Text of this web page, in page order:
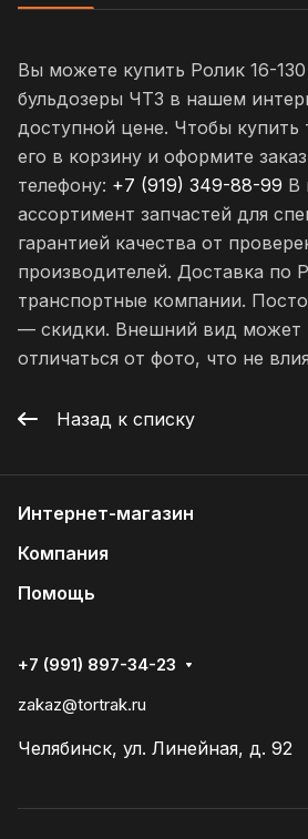
Вы можете купить Ролик 16-
бульдозеры ЧТЗ в нашем
доступной цене. Чтобы купить
его в корзину и оформите
телефону: +7 (919) 349-88-99 В
ассортимент запчастей для
гарантией качества от
производителей. Доставка по
транспортные компании.
— скидки. Внешний вид может
отличаться от фото, что не
Назад к списку
Интернет-магазин
Компания
Помощь
+7 (991) 897-34-23
zakaz@tortrak.ru
Челябинск, ул. Линейная, д. 92